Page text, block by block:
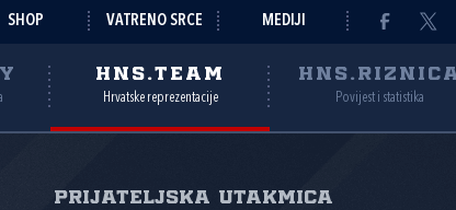
SHOP VATRENO SRCE MEDIJI
HNS.TEAM
Hrvatske reprezentacije Povijest i statistika
Prijateljska utakmica